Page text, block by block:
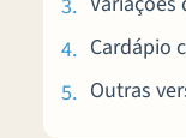
Cardápio
Outras